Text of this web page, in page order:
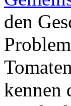
den
kennen